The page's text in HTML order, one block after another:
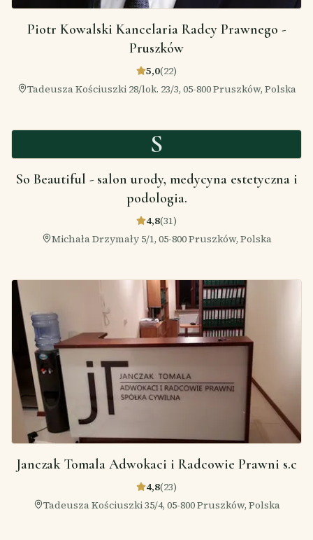
Piotr Kowalski Kancelaria Radcy Prawnego -
Pruszków
5,0(22)
Tadeusza Kościuszki 28/lok. 23/3, 05-800 Pruszków, Polska
S
So Beautiful - salon urody, medycyna estetyczna i
podologia.
4,8(31)
Michała Drzymały 5/1, 05-800 Pruszków, Polska
Janczak Tomala Adwokaci i Radcowie Prawni s.c
4,8(23)
Tadeusza Kościuszki 35/4, 05-800 Pruszków, Polska